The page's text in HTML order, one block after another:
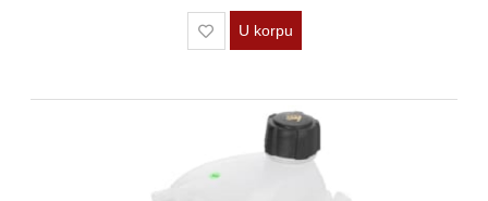
U korpu